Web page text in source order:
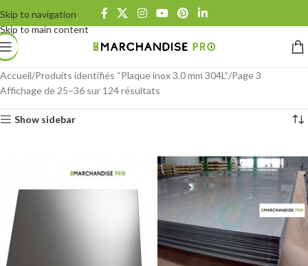
Skip to navigation
Skip to main content
Accueil Produits identifiés “Plaque inox 3.0 mm 304L” Page 3
Affichage de 25–36 sur 124 résultats
Show sidebar